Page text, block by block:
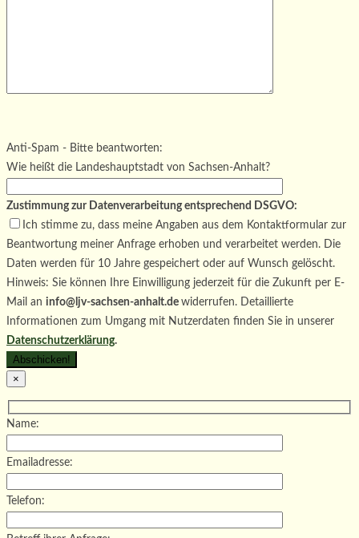
Bitte lasse dieses Feld leer.
Anti-Spam - Bitte beantworten:
Wie heißt die Landeshauptstadt von Sachsen-Anhalt?
Zustimmung zur Datenverarbeitung entsprechend DSGVO:
Ich stimme zu, dass meine Angaben aus dem Kontaktformular zur
Beantwortung meiner Anfrage erhoben und verarbeitet werden. Die
Daten werden für 10 Jahre gespeichert oder auf Wunsch gelöscht.
Hinweis: Sie können Ihre Einwilligung jederzeit für die Zukunft per E-
Mail an info@ljv-sachsen-anhalt.de widerrufen. Detaillierte
Informationen zum Umgang mit Nutzerdaten finden Sie in unserer
Datenschutzerklärung.
×
Name:
Emailadresse:
Telefon: